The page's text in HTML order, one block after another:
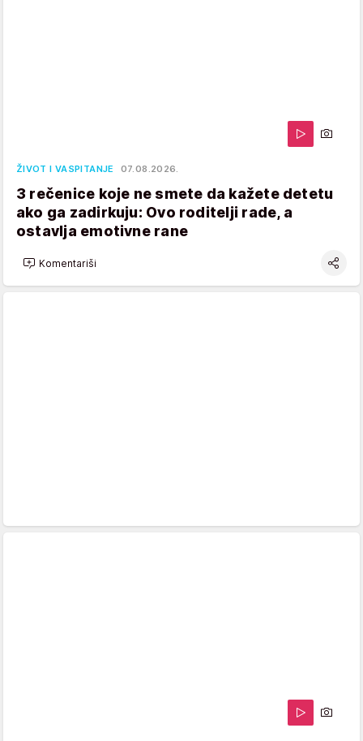
ŽIVOT I VASPITANJE 07.08.2026.
3 rečenice koje ne smete da kažete detetu
ako ga zadirkuju: Ovo roditelji rade, a
ostavlja emotivne rane
Komentariši